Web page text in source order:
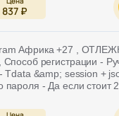
837 ₽
Африка +27 ,
Способ регистрации -
Tdata &amp; session +
пароля - Да если стоит